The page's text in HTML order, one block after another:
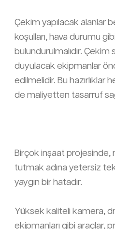
Çekim yapılacak alanlar
koşulları, hava durumu
bulundurulmalıdır. Çekim
duyulacak ekipmanlar
edilmelidir. Bu hazırlıklar
de maliyetten tasarruf
Birçok inşaat projesinde,
tutmak adına yetersiz
yaygın bir hatadır.
Yüksek kaliteli kamera,
ekipmanları gibi araçlar,